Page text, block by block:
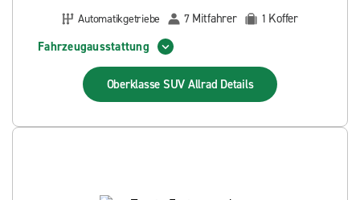
Automatikgetriebe
7 Mitfahrer 1 Koffer
Fahrzeugausstattung
Oberklasse SUV Allrad Details